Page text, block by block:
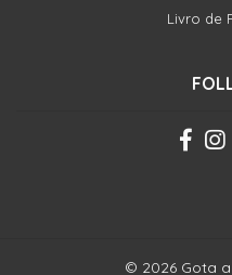
Livro de
© 2026 Gota